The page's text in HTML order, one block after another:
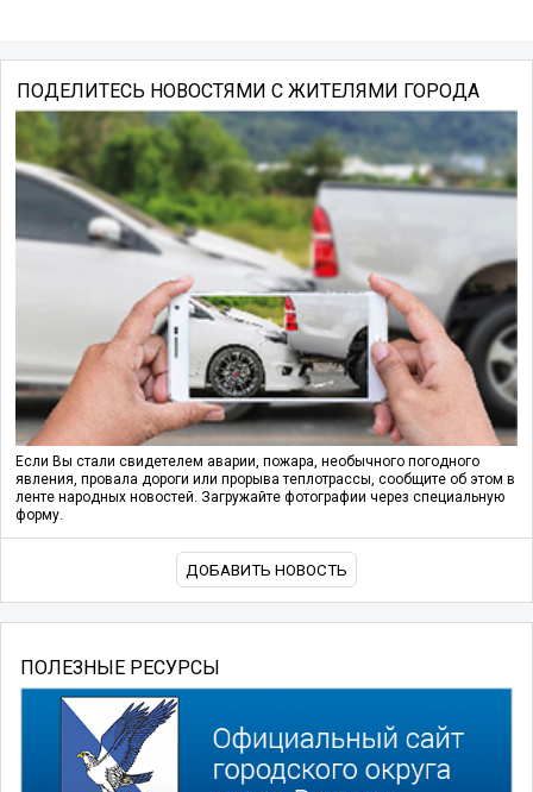
ПОДЕЛИТЕСЬ НОВОСТЯМИ С ЖИТЕЛЯМИ ГОРОДА
Если Вы стали свидетелем аварии, пожара, необычного погодного
явления, провала дороги или прорыва теплотрассы, сообщите об этом в
ленте народных новостей. Загружайте фотографии через специальную
форму.
ДОБАВИТЬ НОВОСТЬ
ПОЛЕЗНЫЕ РЕСУРСЫ